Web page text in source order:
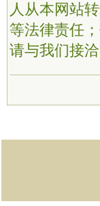
人从本网站
等法律责任
请与我们接洽